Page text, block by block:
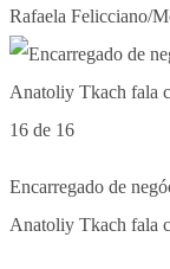
Rafaela Felicciano/
16 de 16
Encarregado de
Anatoliy Tkach fala